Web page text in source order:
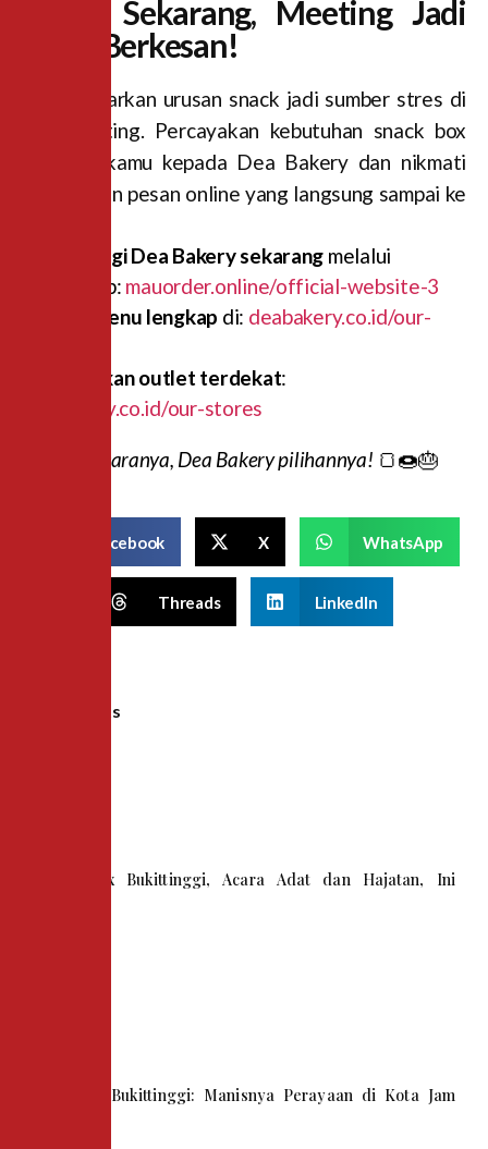
Pesan Sekarang, Meeting Jadi
Lebih Berkesan!
Jangan biarkan urusan snack jadi sumber stres di
hari meeting. Percayakan kebutuhan snack box
meeting kamu kepada Dea Bakery dan nikmati
kemudahan pesan online yang langsung sampai ke
Hubungi Dea Bakery sekarang melalui
WhatsApp: mauorder.online/official-website-3
Cek menu lengkap di: deabakery.co.id/our-
Temukan outlet terdekat:
deabakery.co.id/our-stores
Apapun acaranya, Dea Bakery pilihannya! 🍞🍩🎂
Facebook X WhatsApp
Threads LinkedIn
Recent Posts
Snack Box Bukittinggi, Acara Adat dan Hajatan, Ini
Kue Tart Bukittinggi: Manisnya Perayaan di Kota Jam